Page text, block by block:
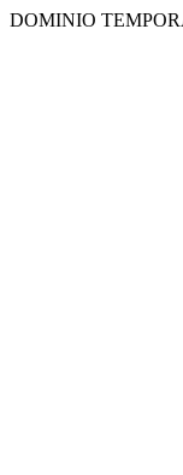
DOMINIO